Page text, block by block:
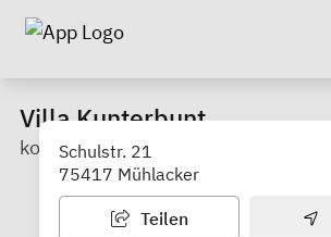
Villa Kunterbunt
kommunal
Schulstr. 21
75417 Mühlacker
Teilen